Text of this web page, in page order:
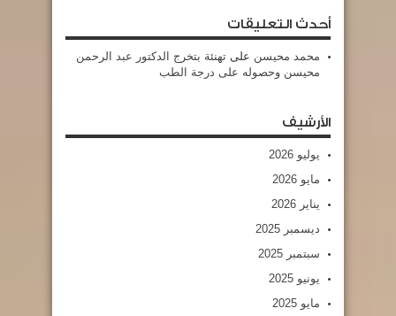
أحدث التعليقات
محمد محيسن على تهنئة بتخرج الدكتور عبد الرحمن
محيسن وحصوله على درجة الطب
الأرشيف
يوليو 2026
مايو 2026
يناير 2026
ديسمبر 2025
سبتمبر 2025
يونيو 2025
مايو 2025